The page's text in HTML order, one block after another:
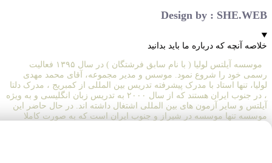
Design by : SHE.WEB
خلاصه آنچه که درباره ما باید بدانید
موسسه آیلتس لولیا ( با نام سابق فرشتگان ) در سال ۱۳۹۵ فعالیت
رسمی خود را شروع نمود. موسس و مدیر مجموعه، آقای محمد مهدی
لولیا، تنها استاد با مدرک پیشرفته تدریس بین المللی از کمبریج ، مدرک دلتا
، در جنوب ایران هستند که از سال ۲۰۰۰ به تدریس زبان انگلیسی و به ویژه
آیلتس و سایر آزمون های بین المللی اشتغال داشته اند. در حال حاضر این
موسسه تنها موسسه در شیراز و جنوب ایران است که به صورت کاملا